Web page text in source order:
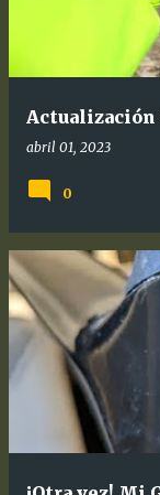
Actualización
abril 01, 2023
0